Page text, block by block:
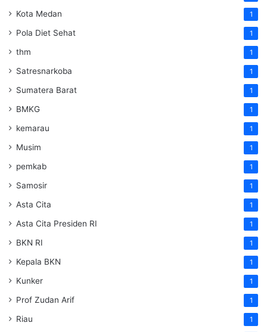
Kota Medan 1
Pola Diet Sehat 1
thm 1
Satresnarkoba 1
Sumatera Barat 1
BMKG 1
kemarau 1
Musim 1
pemkab 1
Samosir 1
Asta Cita 1
Asta Cita Presiden RI 1
BKN RI 1
Kepala BKN 1
Kunker 1
Prof Zudan Arif 1
Riau 1